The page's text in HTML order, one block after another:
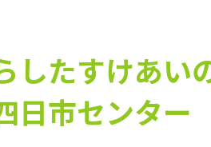
したすけあ
日市センター